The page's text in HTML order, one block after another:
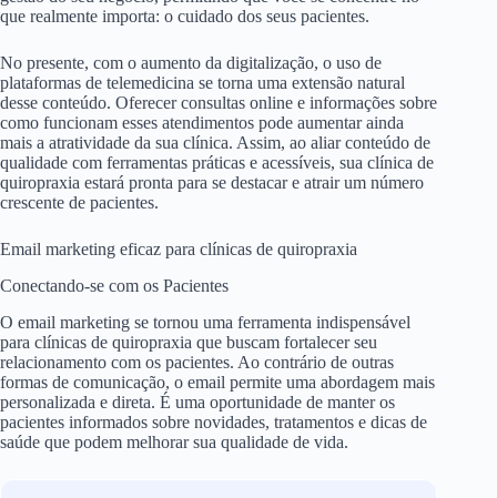
que realmente importa: o cuidado dos seus pacientes.
No presente, com o aumento da digitalização, o uso de
plataformas de telemedicina se torna uma extensão natural
desse conteúdo. Oferecer consultas online e informações sobre
como funcionam esses atendimentos pode aumentar ainda
mais a atratividade da sua clínica. Assim, ao aliar conteúdo de
qualidade com ferramentas práticas e acessíveis, sua clínica de
quiropraxia estará pronta para se destacar e atrair um número
crescente de pacientes.
Email marketing eficaz para clínicas de quiropraxia
Conectando-se com os Pacientes
O email marketing se tornou uma ferramenta indispensável
para clínicas de quiropraxia que buscam fortalecer seu
relacionamento com os pacientes. Ao contrário de outras
formas de comunicação, o email permite uma abordagem mais
personalizada e direta. É uma oportunidade de manter os
pacientes informados sobre novidades, tratamentos e dicas de
saúde que podem melhorar sua qualidade de vida.